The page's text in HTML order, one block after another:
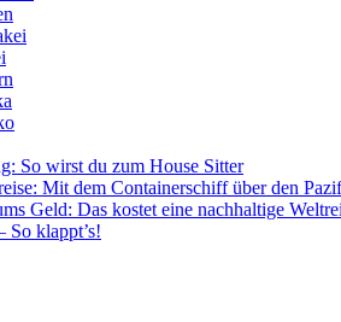
So wirst du zum House Sitter
Mit dem Containerschiff über den
Geld: Das kostet eine nachhaltige
So klappt’s!